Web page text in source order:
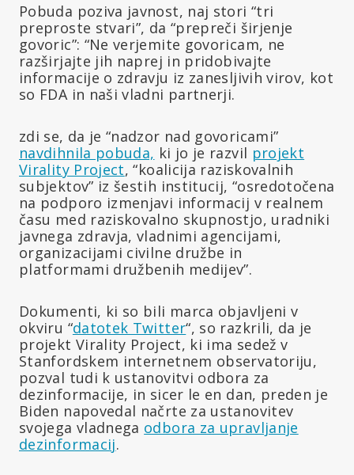
Pobuda poziva javnost, naj stori “tri
preproste stvari”, da “prepreči širjenje
govoric”: “Ne verjemite govoricam, ne
razširjajte jih naprej in pridobivajte
informacije o zdravju iz zanesljivih virov, kot
so FDA in naši vladni partnerji.
zdi se, da je “nadzor nad govoricami”
navdihnila pobuda, ki jo je razvil projekt
Virality Project, “koalicija raziskovalnih
subjektov” iz šestih institucij, “osredotočena
na podporo izmenjavi informacij v realnem
času med raziskovalno skupnostjo, uradniki
javnega zdravja, vladnimi agencijami,
organizacijami civilne družbe in
platformami družbenih medijev”.
Dokumenti, ki so bili marca objavljeni v
okviru “datotek Twitter“, so razkrili, da je
projekt Virality Project, ki ima sedež v
Stanfordskem internetnem observatoriju,
pozval tudi k ustanovitvi odbora za
dezinformacije, in sicer le en dan, preden je
Biden napovedal načrte za ustanovitev
svojega vladnega odbora za upravljanje
dezinformacij.